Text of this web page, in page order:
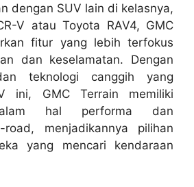
dengan SUV lain di kelasnya,
V atau Toyota RAV4, GMC
fitur yang lebih terfokus
dan keselamatan. Dengan
teknologi canggih yang
ini, GMC Terrain memiliki
hal performa dan
road, menjadikannya pilihan
yang mencari kendaraan